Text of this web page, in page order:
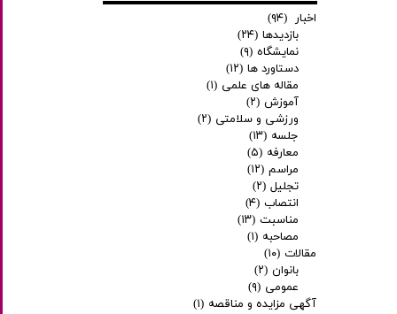
اخبار (۹۴)
بازدیدها (۲۴)
نمایشگاه (۹)
دستاورد ها (۱۲)
مقاله های علمی (۱)
آموزش (۲)
ورزشی و سلامتی (۲)
جلسه (۱۳)
معارفه (۵)
مراسم (۱۲)
تجلیل (۲)
انتصاب (۴)
مناسبت (۱۳)
مصاحبه (۱)
مقالات (۱۰)
بانوان (۲)
عمومی (۹)
آگهی مزایده و مناقصه (۱)